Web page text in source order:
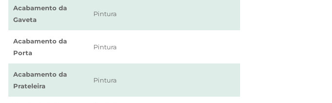
Acabamento da
Gaveta
Pintura
Acabamento da
Porta
Pintura
Acabamento da
Prateleira
Pintura